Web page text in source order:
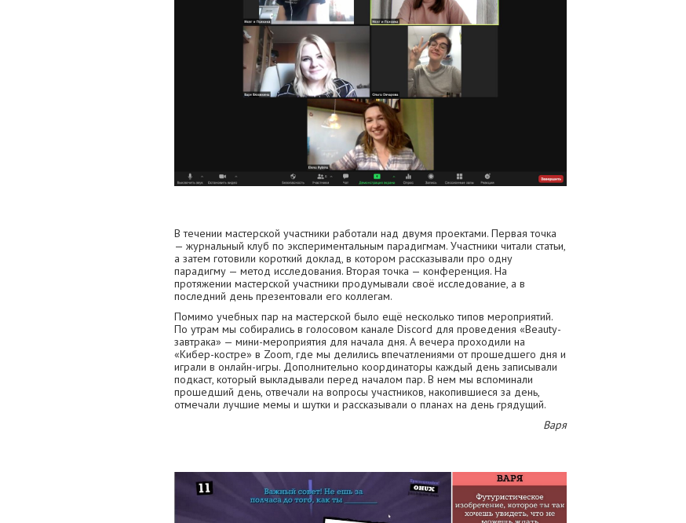
В течении мастерской участники работали над двумя проектами. Первая точка
— журнальный клуб по экспериментальным парадигмам. Участники читали статьи,
а затем готовили короткий доклад, в котором рассказывали про одну
парадигму — метод исследования. Вторая точка — конференция. На
протяжении мастерской участники продумывали своё исследование, а в
последний день презентовали его коллегам.
Помимо учебных пар на мастерской было ещё несколько типов мероприятий.
По утрам мы собирались в голосовом канале Discord для проведения «Beauty-
завтрака» — мини-мероприятия для начала дня. А вечера проходили на
«Кибер-костре» в Zoom, где мы делились впечатлениями от прошедшего дня и
играли в онлайн-игры. Дополнительно координаторы каждый день записывали
подкаст, который выкладывали перед началом пар. В нем мы вспоминали
прошедший день, отвечали на вопросы участников, накопившиеся за день,
отмечали лучшие мемы и шутки и рассказывали о планах на день грядущий.
Варя